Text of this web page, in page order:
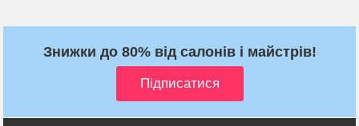
Знижки до 80% від салонів і майстрів!